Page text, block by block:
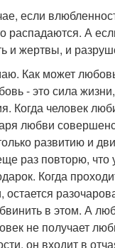
если
распадаются. А
и жертвы, и
Как может
- это сила жизни,
Когда человек
любви
развитию и
раз повторю, что
Когда
в этом. А
не получает
он входит в